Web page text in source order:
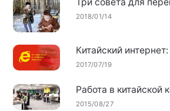
Три совета для
2018/01/14
Китайский
2017/07/19
Работа в китайской
2015/08/27